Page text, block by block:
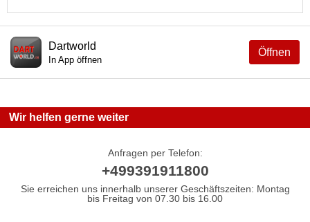
Öffnen
Dartworld
In App öffnen
Wir helfen gerne weiter
Anfragen per Telefon:
+499391911800
Sie erreichen uns innerhalb unserer Geschäftszeiten: Montag
bis Freitag von 07.30 bis 16.00